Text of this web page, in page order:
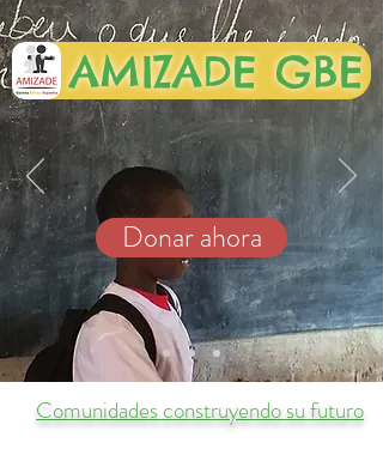
AMIZADE GBE
Donar ahora
Comunidades construyendo su futuro